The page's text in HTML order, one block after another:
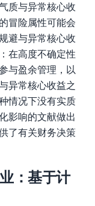
质与异常核心收
冒险属性可能会
避与异常核心收
在高度不确定性
与盈余管理，以
异常核心收益之
情况下没有实质
影响的文献做出
了有关财务决策
：基于计